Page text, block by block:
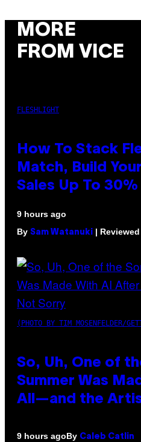
MORE
FROM VICE
FLESHLIGHT
How To Stack
Match, Build
Sales Up To 30%
9 hours ago
By Sam Watanuki |
(PHOTO BY TIM MOSENFELDER/
So, Uh, One of
Summer Was
All—and the
9 hours agoBy Caleb Catlin